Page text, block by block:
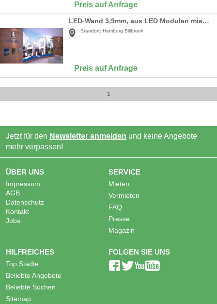
Preis auf Anfrage
LED-Wand 3,9mm, aus LED Modulen mieten
Standort: Hamburg Billbrook
Preis auf Anfrage
1
Jetzt für den Newsletter anmelden und keine Angebote
mehr verpassen!
ÜBER UNS
Impressum
AGB
Datenschutz
Kontakt
Jobs
SERVICE
Mieten
Vermieten
FAQ
Presse
Magazin
HILFREICHES
Top Städte
Beliebte Angebote
Beliebte Suchen
Sitemap
FOLGEN SIE UNS